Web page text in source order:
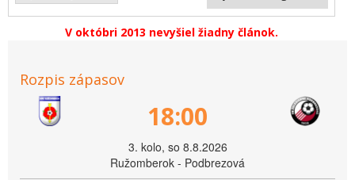
V októbri 2013 nevyšiel žiadny článok.
Rozpis zápasov
18:00
3. kolo, so 8.8.2026
Ružomberok - Podbrezová